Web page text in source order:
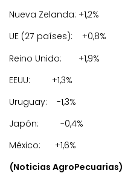
Nueva Zelanda: +1,2%
UE (27 países): +0,8%
Reino Unido: +1,9%
EEUU: +1,3%
Uruguay: -1,3%
Japón: -0,4%
México: +1,6%
(Noticias AgroPecuarias)